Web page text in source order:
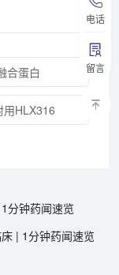
电话
留言
合蛋白
用HLX316
分钟药闻速览
| 1分钟药闻速览